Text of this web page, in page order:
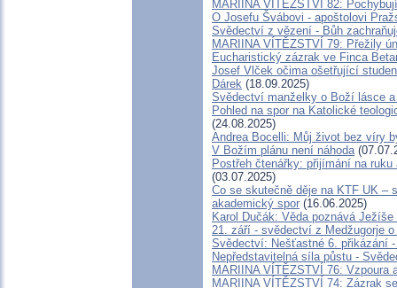
MARIINA VÍTĚZSTVÍ 82:
O Josefu Švábovi - apoštolovi
Svědectví z vězení - Bůh
MARIINA VÍTĚZSTVÍ 79: Přežily
Eucharistický zázrak ve Finca
Josef Vlček očima ošetřující
Dárek (18.09.2025)
Svědectví manželky o Boží lásce
Pohled na spor na Katolické
(24.08.2025)
Andrea Bocelli: Můj život bez víry
V Božím plánu není náhoda
Postřeh čtenářky: přijímání na
(03.07.2025)
Co se skutečně děje na KTF UK –
akademický spor (16.06.2025)
Karol Dučák: Věda poznává
21. září - svědectví z Medžugorje
Svědectví: Nešťastné 6. přikázání
Nepředstavitelná síla půstu -
MARIINA VÍTĚZSTVÍ 76: Vzpoura
MARIINA VÍTĚZSTVÍ 74: Zázrak